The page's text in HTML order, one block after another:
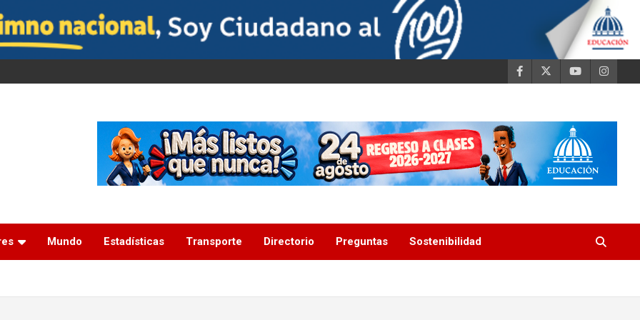
Mundo Estadísticas Transporte Directorio Preguntas Sostenibilidad